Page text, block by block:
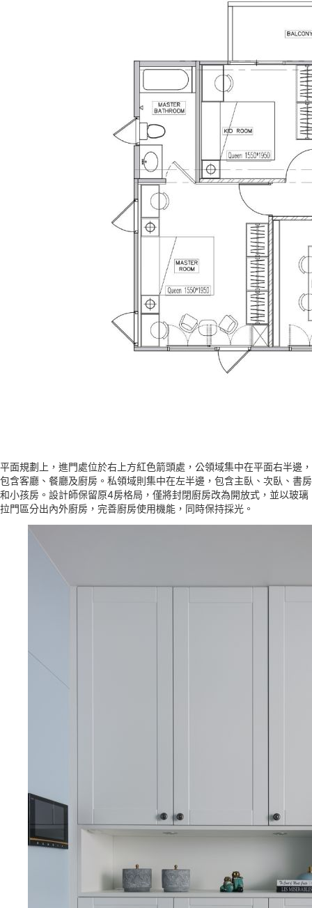
平面規劃上，進門處位於右上方紅色箭頭處，公領域集中在平面右半邊，
包含客廳、餐廳及廚房。私領域則集中在左半邊，包含主臥、次臥、書房
和小孩房。設計師保留原4房格局，僅將封閉廚房改為開放式，並以玻璃
拉門區分出內外廚房，完善廚房使用機能，同時保持採光。